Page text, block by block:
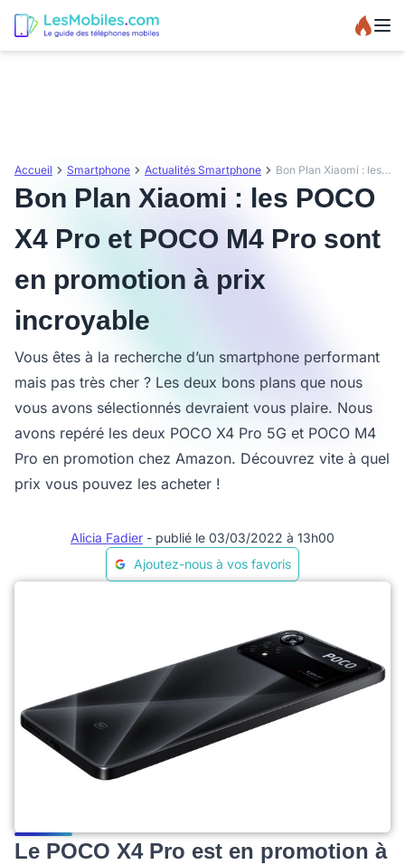
Accueil Smartphone Actualités Smartphone Bon Plan Xiaomi : les POCO X4 Pro et POCO M4 Pro sont en promotion à prix incroyable
Bon Plan Xiaomi : les POCO
X4 Pro et POCO M4 Pro sont
en promotion à prix
incroyable
Vous êtes à la recherche d’un smartphone performant
mais pas très cher ? Les deux bons plans que nous
vous avons sélectionnés devraient vous plaire. Nous
avons repéré les deux POCO X4 Pro 5G et POCO M4
Pro en promotion chez Amazon. Découvrez vite à quel
prix vous pouvez les acheter !
Alicia Fadier - publié le 03/03/2022 à 13h00
Ajoutez-nous à vos favoris
Le POCO X4 Pro est en promotion à